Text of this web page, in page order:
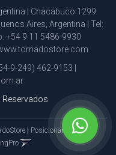
| Chacabuco 1299
Aires, Argentina | Tel:
+54 9 11 5486-9930
9-249) 462-9153
Posicionamiento en